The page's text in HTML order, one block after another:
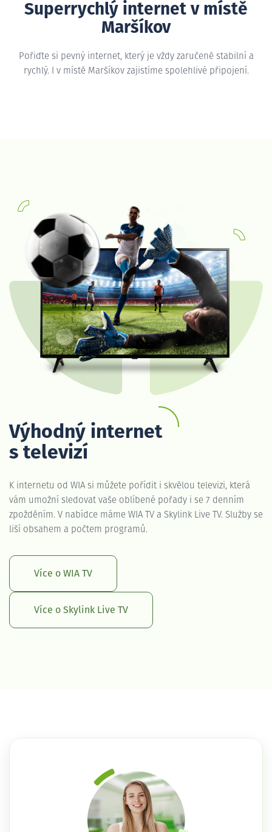
Superrychlý internet v místě
Maršíkov
Pořiďte si pevný internet, který je vždy zaručeně stabilní a
rychlý. I v místě Maršíkov zajistíme spolehlivé připojení.
Výhodný internet
s televizí
K internetu od WIA si můžete pořídit i skvělou televizi, která
vám umožní sledovat vaše oblíbené pořady i se 7 denním
zpožděním. V nabídce máme WIA TV a Skylink Live TV. Služby se
liší obsahem a počtem programů.
Více o WIA TV
Více o Skylink Live TV